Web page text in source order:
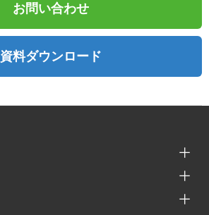
お問い合わせ
資料ダウンロード